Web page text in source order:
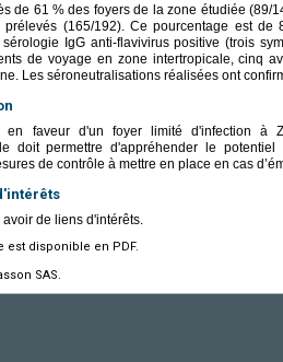
de 61 % des foyers de la zone étudiée (89/
(165/192). Ce pourcentage est
IgG anti-flavivirus positive (trois
de voyage en zone intertropicale, cinq
Les séroneutralisations réalisées ont
en faveur d'un foyer limité d'infection à
doit permettre d'appréhender le
de contrôle à mettre en place en cas
de liens d'intérêts.
est disponible en PDF.
SAS.